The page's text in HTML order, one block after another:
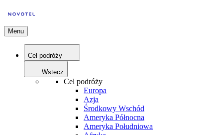
Menu
Cel podróży
Wstecz
Cel podróży
Europa
Azja
Środkowy Wschód
Ameryka Północna
Ameryka Południowa